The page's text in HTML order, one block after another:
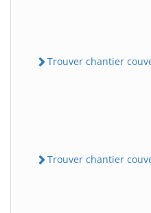
Trouver chantier
Trouver chantier